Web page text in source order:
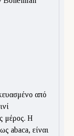
από
μέρος. Η
abaca, είναι